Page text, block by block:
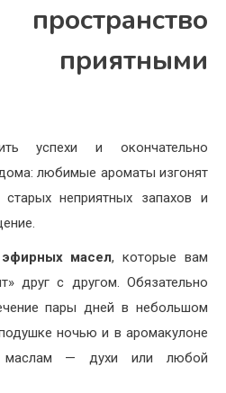
приятными
успехи и окончательно
любимые ароматы изгонят
неприятных запахов и
эфирных масел, которые вам
друг с другом. Обязательно
пары дней в небольшом
ночью и в аромакулоне
маслам — духи или любой